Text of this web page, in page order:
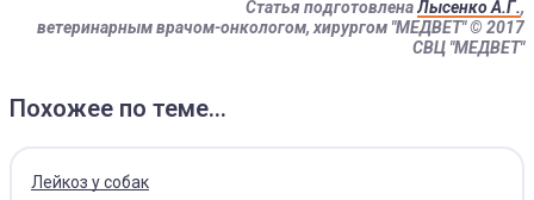
Статья подготовленаЛысенко А.Г.,
ветеринарным врачом-онкологом, хирургом "МЕДВЕТ"© 2017
СВЦ "МЕДВЕТ"
Похожее по теме...
Лейкоз у собак